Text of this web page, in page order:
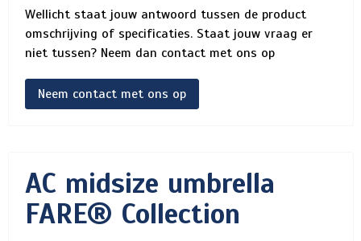
Wellicht staat jouw antwoord tussen de product
omschrijving of specificaties. Staat jouw vraag er
niet tussen? Neem dan contact met ons op
Neem contact met ons op
AC midsize umbrella
FARE® Collection